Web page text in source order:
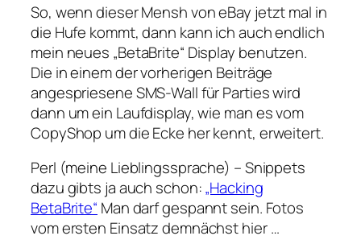
So, wenn dieser Mensh von eBay jetzt mal in
die Hufe kommt, dann kann ich auch endlich
mein neues „BetaBrite“ Display benutzen.
Die in einem der vorherigen Beiträge
angespriesene SMS-Wall für Parties wird
dann um ein Laufdisplay, wie man es vom
CopyShop um die Ecke her kennt, erweitert.
Perl (meine Lieblingssprache) – Snippets
dazu gibts ja auch schon:„Hacking
BetaBrite“ Man darf gespannt sein. Fotos
vom ersten Einsatz demnächst hier …